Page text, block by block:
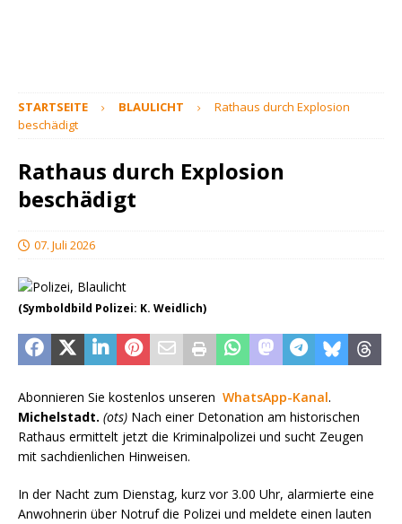
STARTSEITE BLAULICHT
Rathaus durch Explosion
beschädigt
Rathaus durch Explosion
beschädigt
07. Juli 2026
(Symboldbild Polizei: K. Weidlich)
Abonnieren Sie kostenlos unseren WhatsApp-Kanal.
Michelstadt. (ots) Nach einer Detonation am historischen
Rathaus ermittelt jetzt die Kriminalpolizei und sucht Zeugen
mit sachdienlichen Hinweisen.
In der Nacht zum Dienstag, kurz vor 3.00 Uhr, alarmierte eine
Anwohnerin über Notruf die Polizei und meldete einen lauten